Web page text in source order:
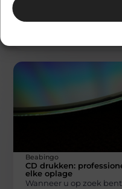
wanneer vermoedens
Beabingo
CD drukken:
elke oplage
Wanneer u op zoek